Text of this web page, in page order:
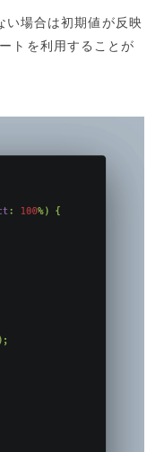
い場合は初期値が反映
トを利用することが